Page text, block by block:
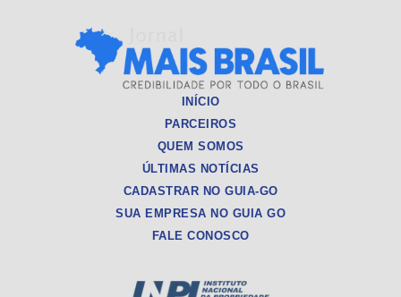
INÍCIO
PARCEIROS
QUEM SOMOS
ÚLTIMAS NOTÍCIAS
CADASTRAR NO GUIA-GO
SUA EMPRESA NO GUIA GO
FALE CONOSCO